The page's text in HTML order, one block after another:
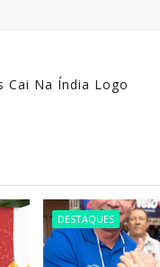
Cai Na Índia Logo
DESTAQUES